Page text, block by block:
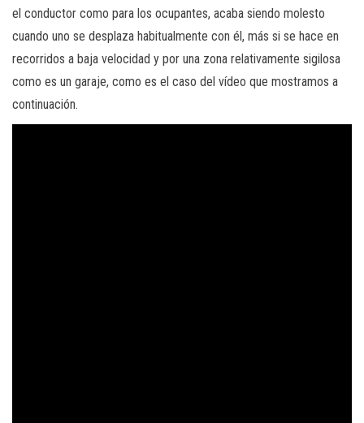
el conductor como para los ocupantes, acaba siendo molesto
cuando uno se desplaza habitualmente con él, más si se hace en
recorridos a baja velocidad y por una zona relativamente sigilosa
como es un garaje, como es el caso del vídeo que mostramos a
continuación.